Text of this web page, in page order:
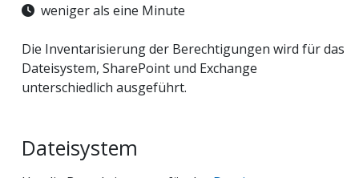
weniger als eine Minute
Die Inventarisierung der Berechtigungen wird für das
Dateisystem, SharePoint und Exchange
unterschiedlich ausgeführt.
Dateisystem